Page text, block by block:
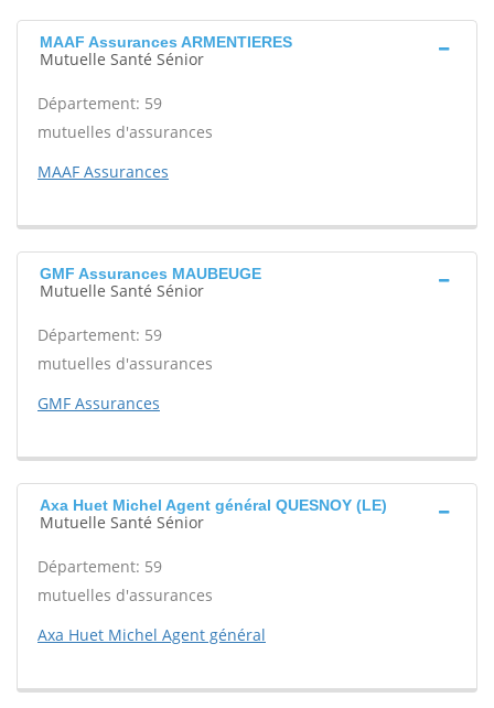
MAAF Assurances ARMENTIERES
Mutuelle Santé Sénior
Département: 59
mutuelles d'assurances
MAAF Assurances
GMF Assurances MAUBEUGE
Mutuelle Santé Sénior
Département: 59
mutuelles d'assurances
GMF Assurances
Axa Huet Michel Agent général QUESNOY (LE)
Mutuelle Santé Sénior
Département: 59
mutuelles d'assurances
Axa Huet Michel Agent général